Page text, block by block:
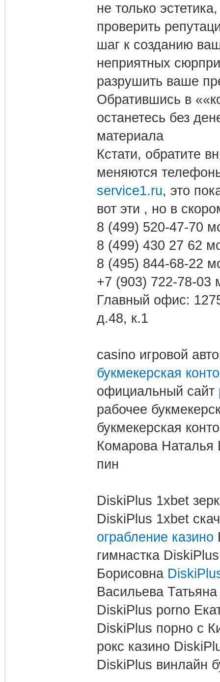
не только
проверить
шаг к созданию
неприятных
разрушить ваше
Обратившись в
останетесь без
материала
Кстати, обратите
меняются
service1.ru, это
вот эти , но в
8 (499) 520-47-70
8 (499) 430 27 62
8 (495) 844-68-22
+7 (903) 722-78-03
Главный офис:
д.48, к.1
casino игровой
букмекерская
официальный сайт
рабочее
букмекерская
Комарова Наталья
пин
DiskiPlus 1xbet
DiskiPlus 1xbet
ограбление казино
гимнастка
Борисовна
Васильева
DiskiPlus porno
DiskiPlus порно с
рокс казино
DiskiPlus винлайн